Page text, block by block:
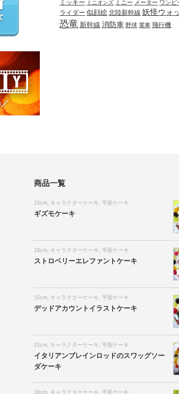
ミッキー ミニオンズ ミニー メーター ワンピ
ライダー 似顔絵 北陸新幹線 妖怪ウォ
恐竜 新幹線 消防車 野球 電車 飛行機
商品一覧
15cm キャラクターケーキ 平面ケーキ
ギズモケーキ
18cm キャラクターケーキ 平面ケーキ
ストロベリーエレファントケーキ
15cm キャラクターケーキ 平面ケーキ
デッドアカウントイラストケーキ
21cm キャラクターケーキ 平面ケーキ
イタリアンブレインロッドのスワッグソー
ダケーキ
18cm キャラクターケーキ 平面ケーキ